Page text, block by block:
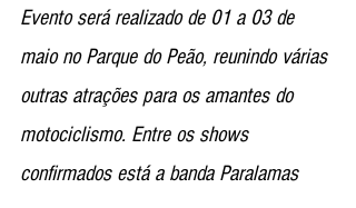
Evento será realizado de 01 a 03 de
maio no Parque do Peão, reunindo várias
outras atrações para os amantes do
motociclismo. Entre os shows
confirmados está a banda Paralamas